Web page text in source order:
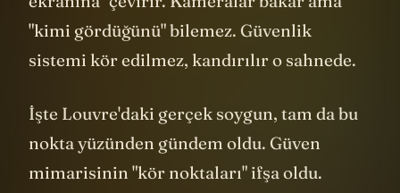
ekranına" çevirir. Kameralar bakar ama
"kimi gördüğünü" bilemez. Güvenlik
İşte Louvre'daki gerçek soygun, tam da bu
nokta yüzünden gündem oldu. Güven